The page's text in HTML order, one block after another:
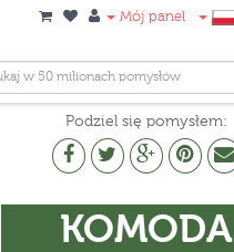
Mój panel
Podziel się pomysłem:
KOMODA